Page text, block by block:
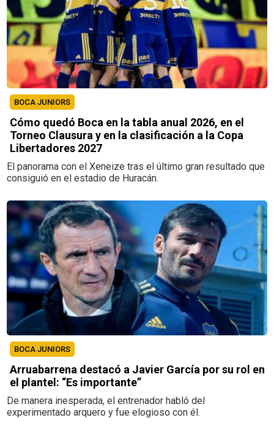
BOCA JUNIORS
Cómo quedó Boca en la tabla anual 2026, en el
Torneo Clausura y en la clasificación a la Copa
Libertadores 2027
El panorama con el Xeneize tras el último gran resultado que
consiguió en el estadio de Huracán.
BOCA JUNIORS
Arruabarrena destacó a Javier García por su rol en
el plantel: “Es importante”
De manera inesperada, el entrenador habló del
experimentado arquero y fue elogioso con él.